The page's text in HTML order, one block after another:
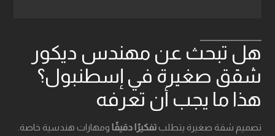
هل تبحث عن مهندس ديكور
شقق صغيرة في إسطنبول؟
هذا ما يجب أن تعرفه
تصميم شقة صغيرة يتطلبتفكيرًا دقيقًا ومهارات هندسية خاصة.